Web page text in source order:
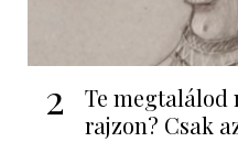
2
Te megtalálod
rajzon? Csak